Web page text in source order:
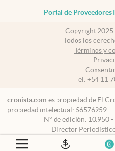
Portal de Proveedores
Copyright 2025
Todos los
Términos y
Tel: +54 11
cronista.com es propiedad de El
propiedad intelectual: 56576959
N° de edición: 10.950
Director